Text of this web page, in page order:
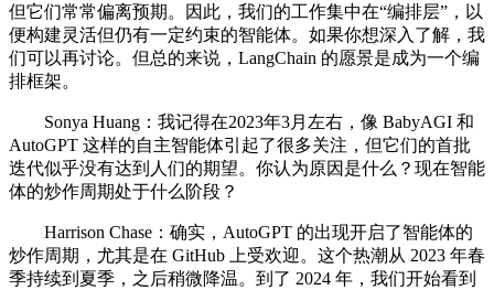
但它们常常偏离预期。因此，我们的工作集中在“编排层”，以
便构建灵活但仍有一定约束的智能体。如果你想深入了解，我
们可以再讨论。但总的来说，LangChain 的愿景是成为一个编
排框架。
Sonya Huang：我记得在2023年3月左右，像 BabyAGI 和
AutoGPT 这样的自主智能体引起了很多关注，但它们的首批
迭代似乎没有达到人们的期望。你认为原因是什么？现在智能
体的炒作周期处于什么阶段？
Harrison Chase：确实，AutoGPT 的出现开启了智能体的
炒作周期，尤其是在 GitHub 上受欢迎。这个热潮从 2023 年春
季持续到夏季，之后稍微降温。到了 2024 年，我们开始看到